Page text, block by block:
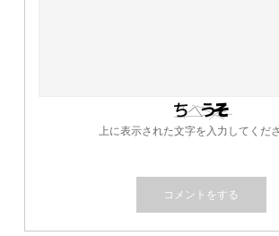
上に表示された文字を入力してくださ